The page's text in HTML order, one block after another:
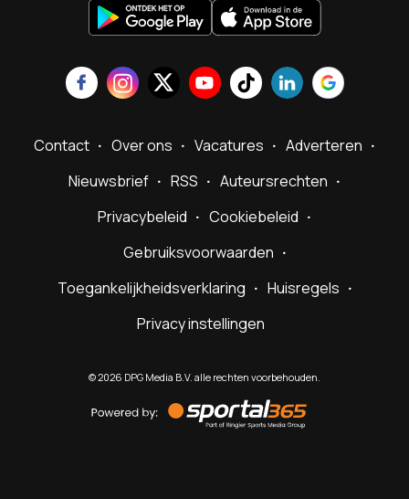
Contact Over ons Vacatures
Adverteren
Nieuwsbrief
RSS
Auteursrechten
Privacybeleid
Cookiebeleid
Gebruiksvoorwaarden
Toegankelijkheidsverklaring
Huisregels
Privacy instellingen
©2026 DPG Media B.V. alle rechten voorbehouden.
by
Sportal365